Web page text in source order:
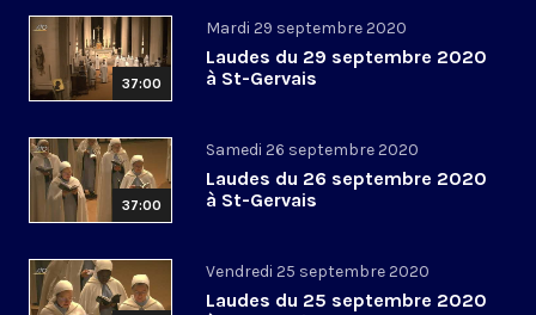
37:00
Mardi 29 septembre 2020
Laudes du 29 septembre 2020
à St-Gervais
37:00
Samedi 26 septembre 2020
Laudes du 26 septembre 2020
à St-Gervais
Vendredi 25 septembre 2020
Laudes du 25 septembre 2020